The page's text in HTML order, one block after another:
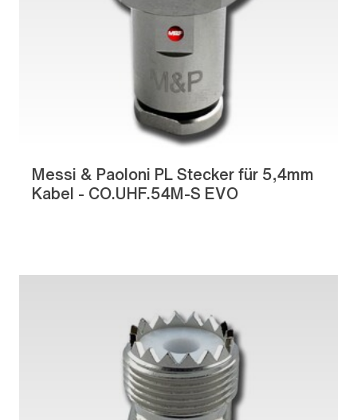
Messi & Paoloni PL Stecker für 5,4mm
Kabel - CO.UHF.54M-S EVO